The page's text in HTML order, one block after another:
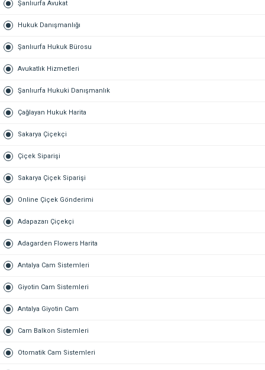
Şanlıurfa Avukat
Hukuk Danışmanlığı
Şanlıurfa Hukuk Bürosu
Avukatlık Hizmetleri
Şanlıurfa Hukuki Danışmanlık
Çağlayan Hukuk Harita
Sakarya Çiçekçi
Çiçek Siparişi
Sakarya Çiçek Siparişi
Online Çiçek Gönderimi
Adapazarı Çiçekçi
Adagarden Flowers Harita
Antalya Cam Sistemleri
Giyotin Cam Sistemleri
Antalya Giyotin Cam
Cam Balkon Sistemleri
Otomatik Cam Sistemleri